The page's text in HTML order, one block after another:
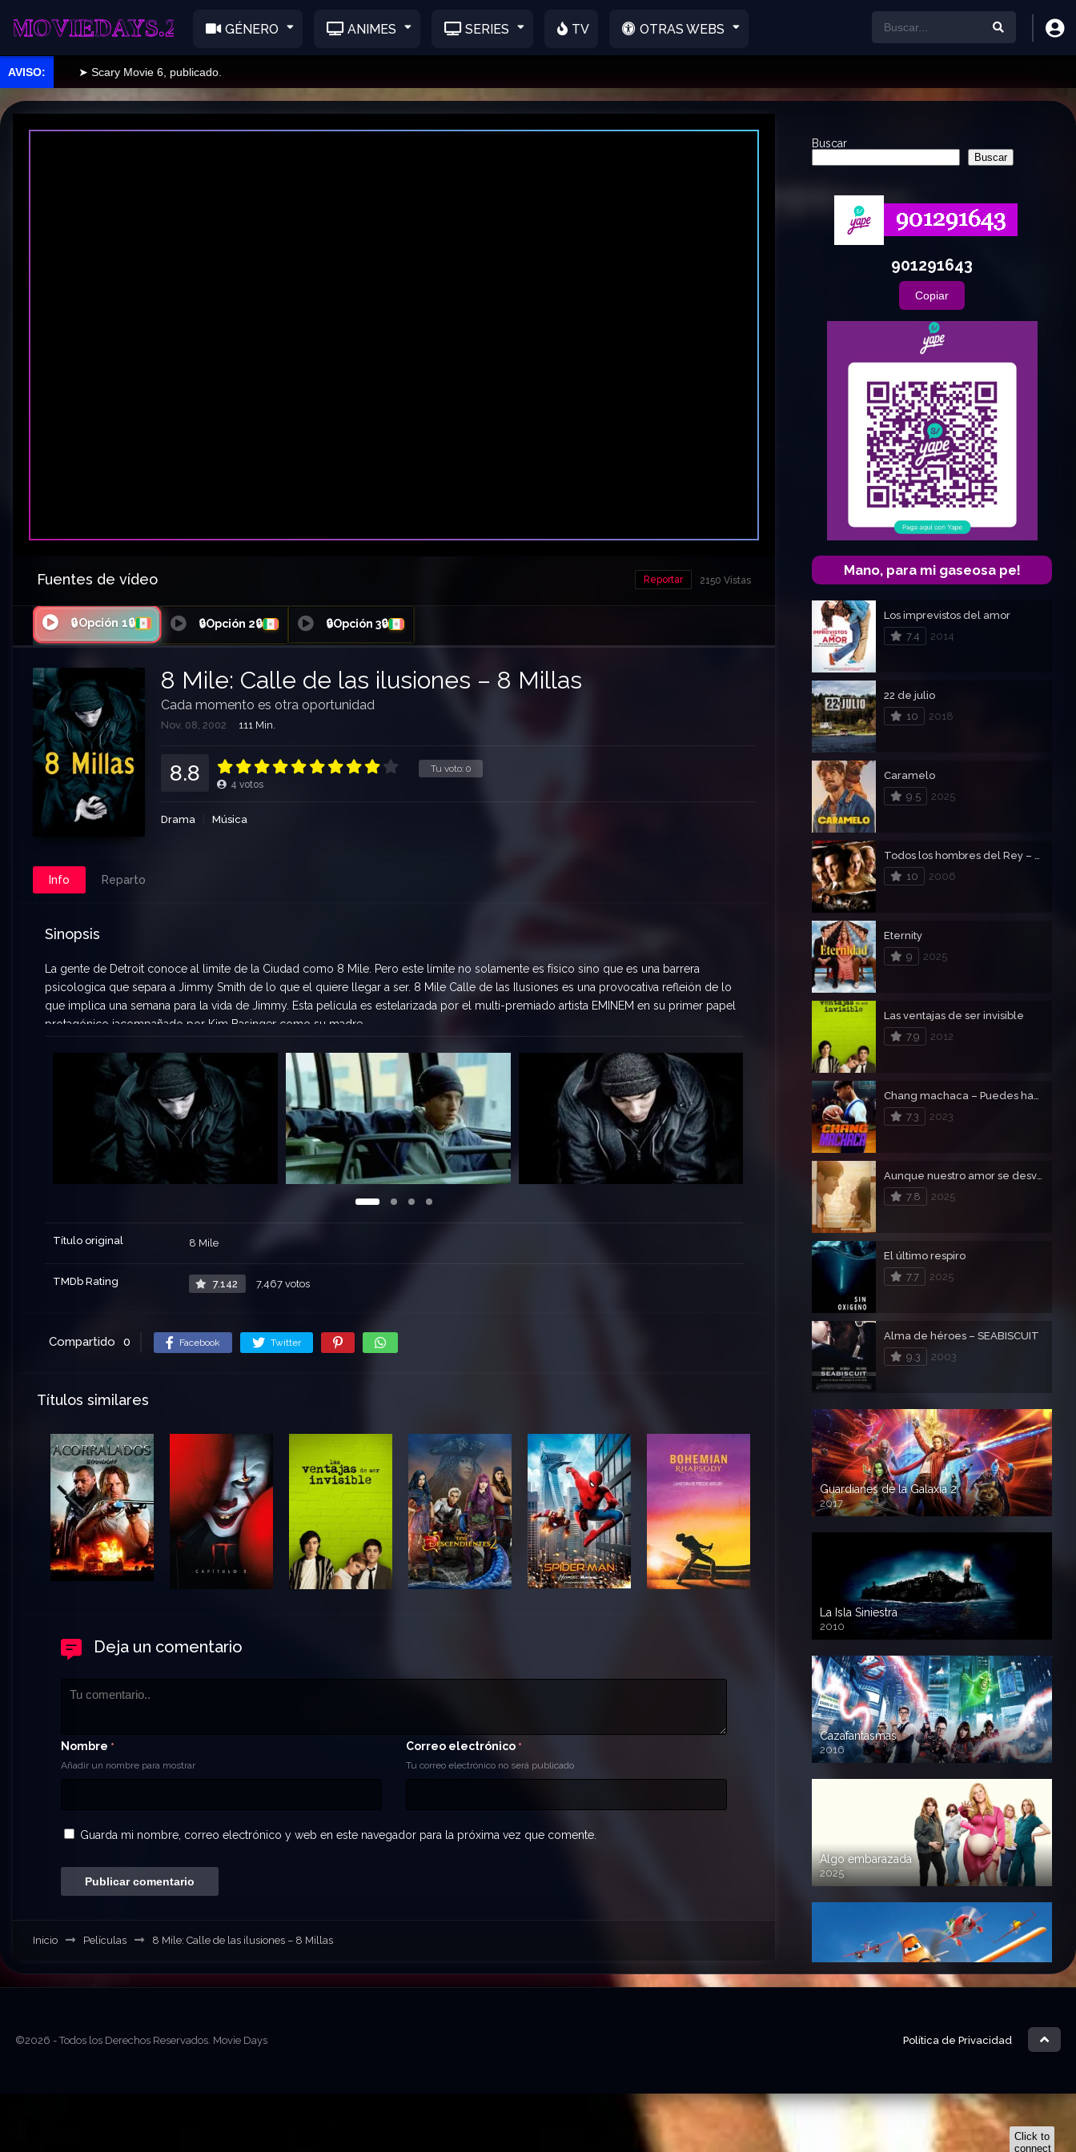
GÉNERO ANIMES SERIES TV OTRAS WEBS
➤ Scary Movie 6, publicado.
Fuentes de vídeo 2150 Vistas
Reportar
🔒Opción 1🔒 🔒Opción 2🔒 🔒Opción 3🔒
8 Mile: Calle de las ilusiones – 8 Millas
Cada momento es otra oportunidad
Nov. 08, 2002 111 Min.
Tu voto: 0
8.8 4 votos
Drama Música
Info Reparto
Sinopsis
La gente de Detroit conoce al limite de la Ciudad como 8 Mile. Pero este límite no solamente es físico sino que es una barrera
psicologica que separa a Jimmy Smith de lo que el quiere llegar a ser. 8 Mile Calle de las Ilusiones es una provocativa refleión de lo
que implica una semana para la vida de Jimmy. Esta película es estelarizada por el multi-premiado artista EMINEM en su primer papel
protagónico jacompañado por Kim Basinger como su madre.
Título original 8 Mile
TMDb Rating 7.142 7,467 votos
Compartido 0 Facebook Twitter
Títulos similares
Deja un comentario
Nombre *
Añadir un nombre para mostrar
Correo electrónico *
Tu correo electrónico no será publicado
Guarda mi nombre, correo electrónico y web en este navegador para la próxima vez que comente.
Inicio Películas 8 Mile: Calle de las ilusiones – 8 Millas
Buscar
Buscar
901291643
Copiar
Mano, para mi gaseosa pe!
Los imprevistos del amor
7.4
2014
22 de julio
10
2018
Caramelo
9.5
2025
10
2006
Eternity
9
2025
Las ventajas de ser invisible
7.9
2012
7.3
2023
7.8
2025
El último respiro
7.7
2025
Alma de héroes – SEABISCUIT
9.3
2003
Guardianes de la Galaxia 2
2017
720p HD
La Isla Siniestra
2010
720p HD
Cazafantasmas
2016
720p HD
Algo embarazada
2025
720p HD
Aviones
©2026 - Todos los Derechos Reservados. Movie Days Política de Privacidad